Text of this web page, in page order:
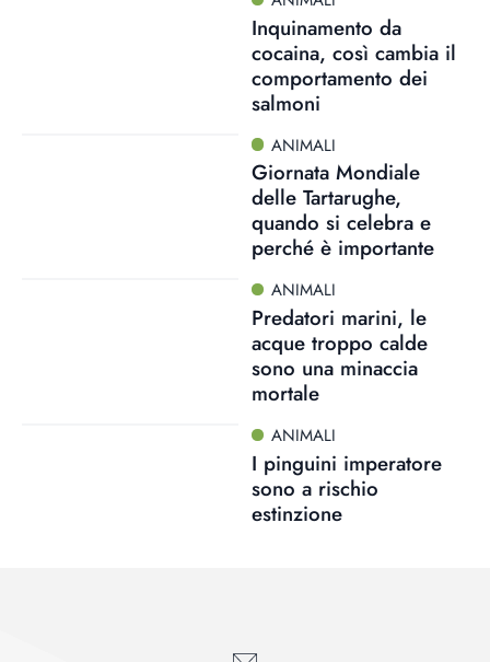
Inquinamento da
cocaina, così cambia il
comportamento dei
salmoni
ANIMALI
Giornata Mondiale
delle Tartarughe,
quando si celebra e
perché è importante
ANIMALI
Predatori marini, le
acque troppo calde
sono una minaccia
mortale
ANIMALI
I pinguini imperatore
sono a rischio
estinzione